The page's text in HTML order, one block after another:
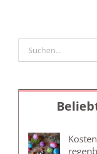
Suche
nach: